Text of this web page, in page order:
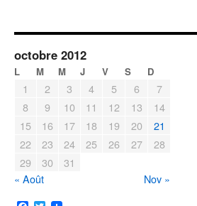
octobre 2012
L M M J V S D
1 2 3 4 5 6
7
8
9 10 11 12 13
14
15
16 17 18 19 20
21
22
23 24 25 26 27
28
29
30
31
« Août
Nov »